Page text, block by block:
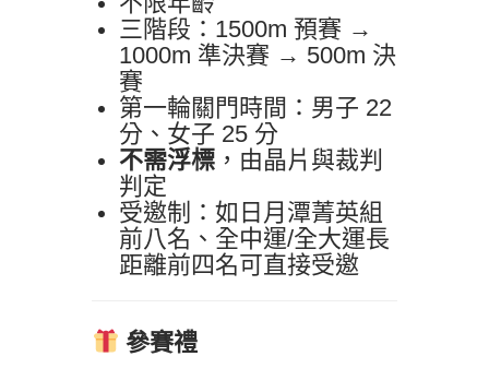
三階段：1500m 預賽 →
1000m 準決賽 → 500m 決
賽
第一輪關門時間：男子 22
分、女子 25 分
不需浮標 ，由晶片與裁判
判定
受邀制：如日月潭菁英組
前八名、全中運/全大運長
距離前四名可直接受邀
參賽禮